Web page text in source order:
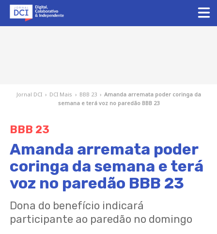
Jornal DCI › DCI Mais › BBB 23 › Amanda arremata poder coringa da
semana e terá voz no paredão BBB 23
BBB 23
Amanda arremata poder
coringa da semana e terá
voz no paredão BBB 23
Dona do benefício indicará
participante ao paredão no domingo